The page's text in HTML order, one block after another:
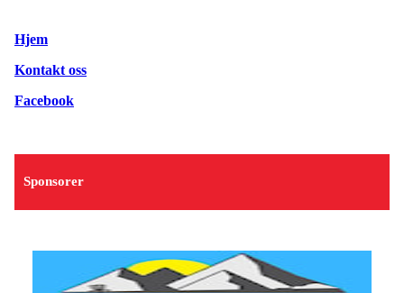
Hjem
Kontakt oss
Facebook
Sponsorer